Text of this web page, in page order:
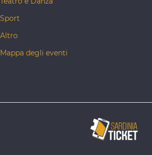
Sport
Altro
Mappa degli eventi